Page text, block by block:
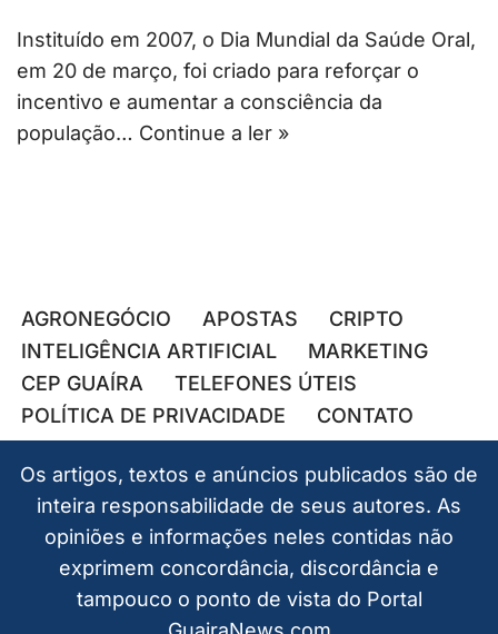
Instituído em 2007, o Dia Mundial da Saúde Oral,
em 20 de março, foi criado para reforçar o
incentivo e aumentar a consciência da
população… Continue a ler »
AGRONEGÓCIO APOSTAS
CRIPTO
INTELIGÊNCIA ARTIFICIAL
MARKETING
CEP GUAÍRA
TELEFONES ÚTEIS
POLÍTICA DE PRIVACIDADE
CONTATO
Os artigos, textos e anúncios publicados são de
inteira responsabilidade de seus autores. As
opiniões e informações neles contidas não
exprimem concordância, discordância e
tampouco o ponto de vista do Portal